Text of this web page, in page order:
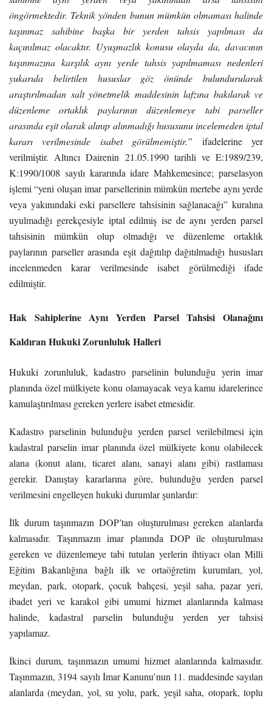
öngörmektedir. Teknik yönden bunun mümkün olmaması halinde
taşınmaz sahibine başka bir yerden tahsis yapılması da
kaçınılmaz olacaktır. Uyuşmazlık konusu olayda da, davacının
taşınmazına karşılık aynı yerde tahsis yapılmaması nedenleri
yukarıda belirtilen hususlar göz önünde bulundurularak
araştırılmadan salt yönetmelik maddesinin lafzına bakılarak ve
düzenleme ortaklık paylarının düzenlemeye tabi parseller
arasında eşit olarak alınıp alınmadığı hususunu incelemeden iptal
kararı verilmesinde isabet görülmemiştir.” ifadelerine yer
verilmiştir. Altıncı Dairenin 21.05.1990 tarihli ve E:1989/239,
K:1990/1008 sayılı kararında idare Mahkemesince; parselasyon
işlemi “yeni oluşan imar parsellerinin mümkün mertebe aynı yerde
veya yakınındaki eski parsellere tahsisinin sağlanacağı” kuralına
uyulmadığı gerekçesiyle iptal edilmiş ise de aynı yerden parsel
tahsisinin mümkün olup olmadığı ve düzenleme ortaklık
paylarının parseller arasında eşit dağıtılıp dağıtılmadığı hususları
incelenmeden karar verilmesinde isabet görülmediği ifade
edilmiştir.
Hak Sahiplerine Aynı Yerden Parsel Tahsisi Olanağını
Kaldıran Hukuki Zorunluluk Halleri
Hukuki zorunluluk, kadastro parselinin bulunduğu yerin imar
planında özel mülkiyete konu olamayacak veya kamu idarelerince
kamulaştırılması gereken yerlere isabet etmesidir.
Kadastro parselinin bulunduğu yerden parsel verilebilmesi için
kadastral parselin imar planında özel mülkiyete konu olabilecek
alana (konut alanı, ticaret alanı, sanayi alanı gibi) rastlaması
gerekir. Danıştay kararlarına göre, bulunduğu yerden parsel
verilmesini engelleyen hukuki durumlar şunlardır:
İlk durum taşınmazın DOP’tan oluşturulması gereken alanlarda
kalmasıdır. Taşınmazın imar planında DOP ile oluşturulması
gereken ve düzenlemeye tabi tutulan yerlerin ihtiyacı olan Milli
Eğitim Bakanlığına bağlı ilk ve ortaöğretim kurumları, yol,
meydan, park, otopark, çocuk bahçesi, yeşil saha, pazar yeri,
ibadet yeri ve karakol gibi umumi hizmet alanlarında kalması
halinde, kadastral parselin bulunduğu yerden yer tahsisi
yapılamaz.
İkinci durum, taşınmazın umumi hizmet alanlarında kalmasıdır.
Taşınmazın, 3194 sayılı İmar Kanunu’nun 11. maddesinde sayılan
alanlarda (meydan, yol, su yolu, park, yeşil saha, otopark, toplu